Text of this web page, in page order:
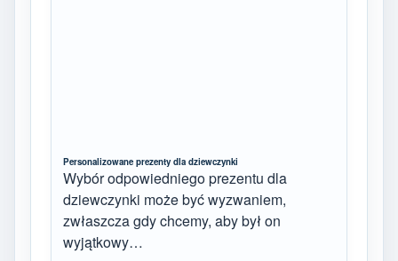
Personalizowane prezenty dla dziewczynki
Wybór odpowiedniego prezentu dla
dziewczynki może być wyzwaniem,
zwłaszcza gdy chcemy, aby był on
wyjątkowy…